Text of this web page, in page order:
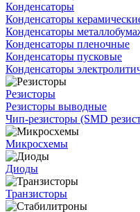
Конденсаторы
Конденсаторы
Конденсаторы
Конденсаторы пленочные
Конденсаторы пусковые
Конденсаторы
Резисторы
Резисторы выводные
Чип-резисторы (SMD
Микросхемы
Диоды
Транзисторы